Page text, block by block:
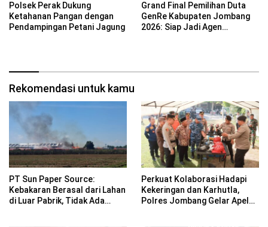
Polsek Perak Dukung
Ketahanan Pangan dengan
Pendampingan Petani Jagung
Grand Final Pemilihan Duta
GenRe Kabupaten Jombang
2026: Siap Jadi Agen
Rekomendasi untuk kamu
PT Sun Paper Source:
Kebakaran Berasal dari Lahan
di Luar Pabrik, Tidak Ada
Perkuat Kolaborasi Hadapi
Kekeringan dan Karhutla,
Polres Jombang Gelar Apel